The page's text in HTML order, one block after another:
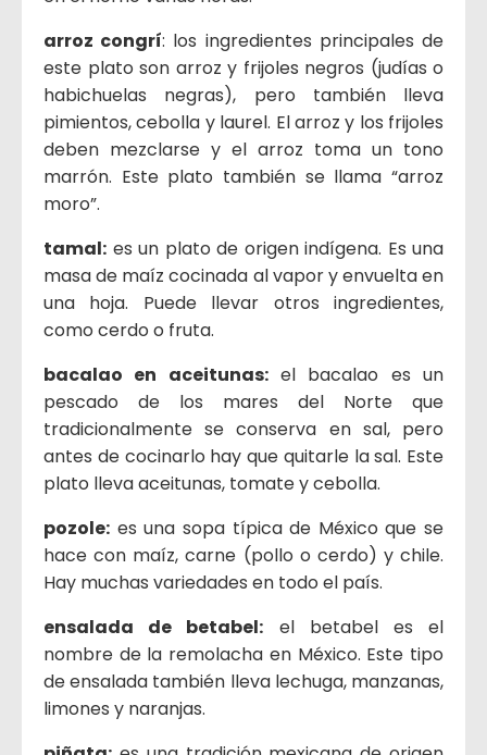
arroz congrí: los ingredientes principales de
este plato son arroz y frijoles negros (judías o
habichuelas negras), pero también lleva
pimientos, cebolla y laurel. El arroz y los frijoles
deben mezclarse y el arroz toma un tono
marrón. Este plato también se llama “arroz
moro”.
tamal: es un plato de origen indígena. Es una
masa de maíz cocinada al vapor y envuelta en
una hoja. Puede llevar otros ingredientes,
como cerdo o fruta.
bacalao en aceitunas:el bacalao es un
pescado de los mares del Norte que
tradicionalmente se conserva en sal, pero
antes de cocinarlo hay que quitarle la sal. Este
plato lleva aceitunas, tomate y cebolla.
pozole: es una sopa típica de México que se
hace con maíz, carne (pollo o cerdo) y chile.
Hay muchas variedades en todo el país.
ensalada de betabel: el betabel es el
nombre de la remolacha en México. Este tipo
de ensalada también lleva lechuga, manzanas,
limones y naranjas.